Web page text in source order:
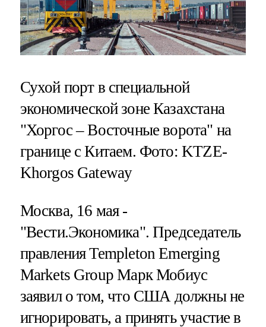
Сухой порт в специальной
экономической зоне Казахстана
"Хоргос – Восточные ворота" на
границе c Китаем. Фото: KTZE-
Khorgos Gateway
Москва, 16 мая -
"Вести.Экономика".Председатель
правления Templeton Emerging
Markets Group Марк Мобиус
заявил о том, что США должны не
игнорировать, а принять участие в